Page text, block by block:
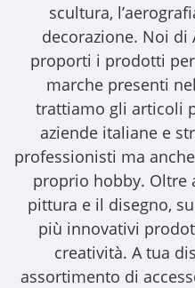
scultura,
decorazione. Noi di
proporti i prodotti
marche presenti
trattiamo gli articoli
aziende italiane e
professionisti ma
proprio hobby. Oltre
pittura e il disegno,
più innovativi
creatività. A tua
assortimento di